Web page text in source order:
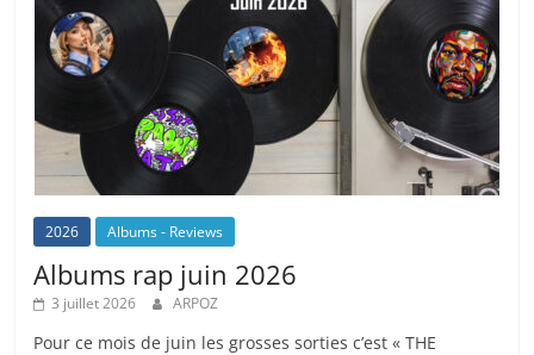
2026 Albums - Reviews
Albums rap juin 2026
3 juillet 2026 ARPOZ
Pour ce mois de juin les grosses sorties c’est « THE